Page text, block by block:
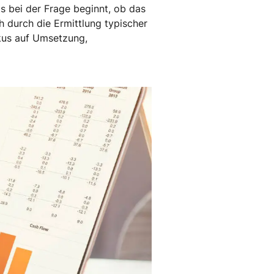
bei der Frage beginnt, ob das
durch die Ermittlung typischer
auf Umsetzung,